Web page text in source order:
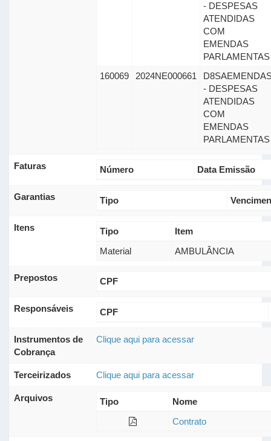
- DESPESAS
ATENDIDAS
COM
EMENDAS
PARLAMENTAS
160069
2024NE000661
- DESPESAS
ATENDIDAS
COM
EMENDAS
PARLAMENTAS
Faturas Número Data Emissão
Garantias Tipo
Itens Tipo
Item
Material
AMBULÂNCIA
Prepostos CPF
Responsáveis CPF
Instrumentos de
Cobrança
Clique aqui para acessar
Terceirizados Clique aqui para acessar
Arquivos Tipo
Nome
Contrato